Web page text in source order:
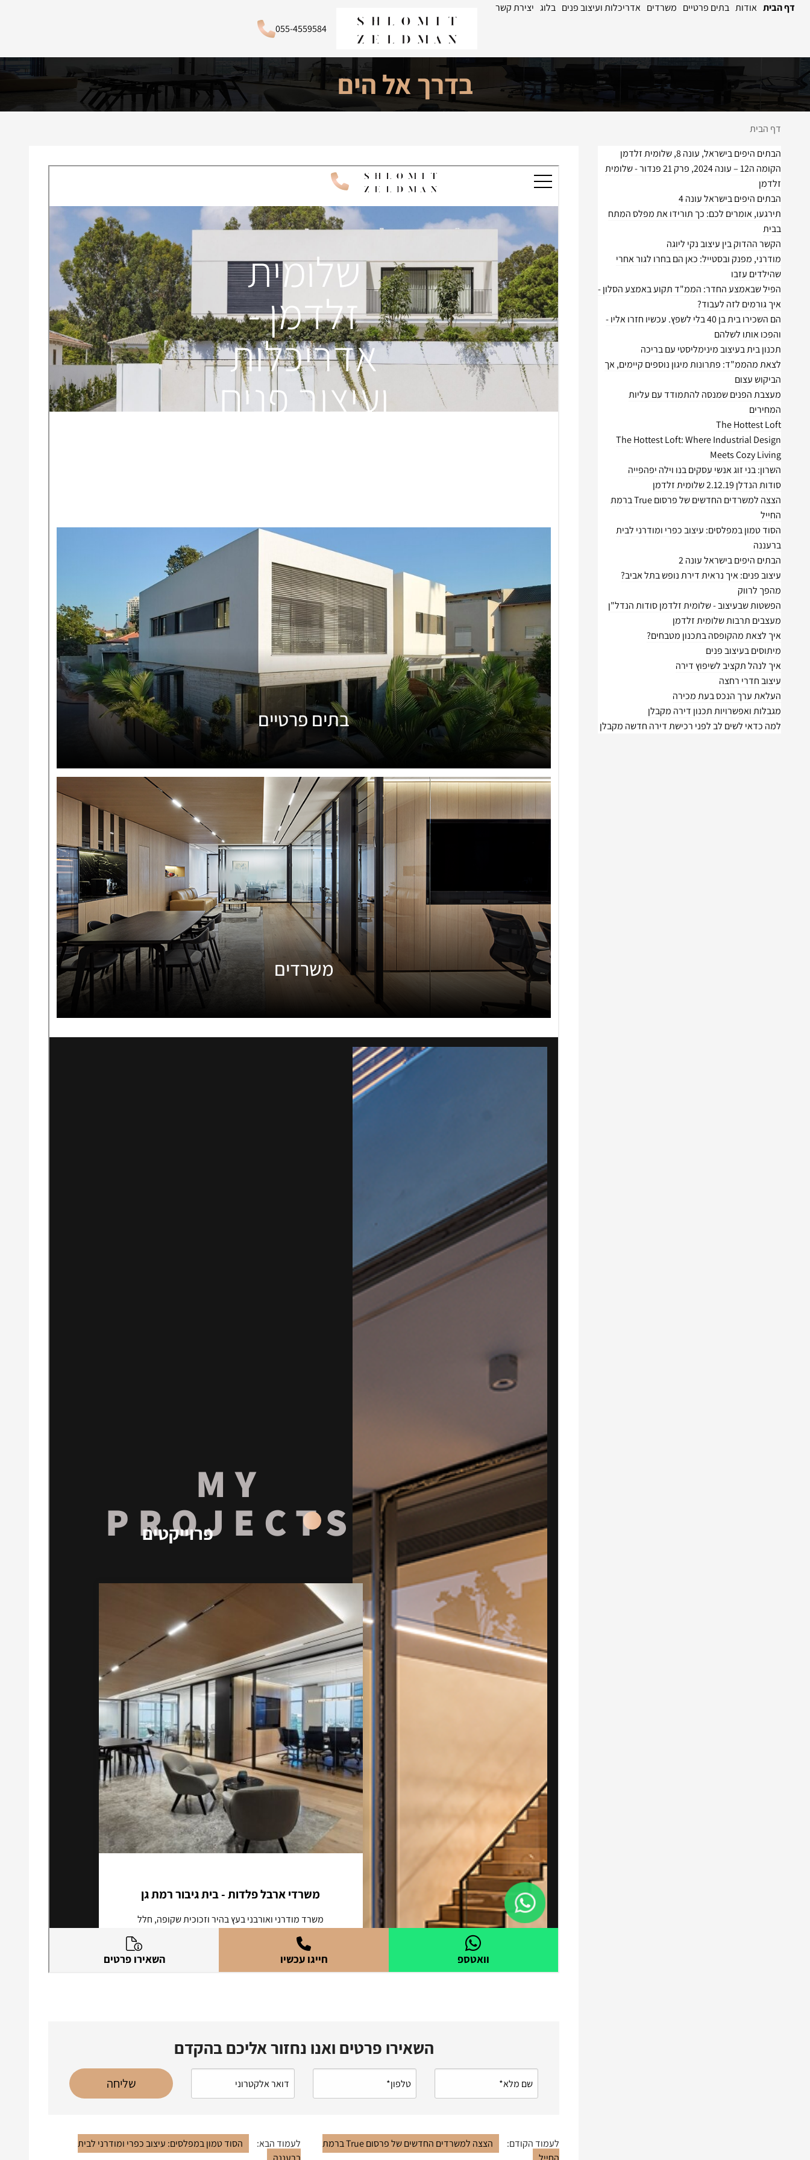
דף הבית אודות בתים פרטיים משרדים אדריכלות ועיצוב פנים בלוג יצירת קשר
055-4559584
בדרך אל הים
דף הבית
הבתים היפים בישראל, עונה 8, שלומית זלדמן
הקומה ה12 – עונה 2024, פרק 21 פנדור - שלומית
זלדמן
הבתים היפים בישראל עונה 4
תירגעו, אומרים לכם: כך תורידו את מפלס המתח
בבית
הקשר ההדוק בין עיצוב נקי ליוגה
מודרני, מפנק ובסטייל: כאן הם בחרו לגור אחרי
שהילדים עזבו
הפיל שבאמצע החדר: הממ"ד תקוע באמצע הסלון -
איך גורמים לזה לעבוד?
הם השכירו בית בן 40 בלי לשפץ. עכשיו חזרו אליו -
והפכו אותו לשלהם
תכנון בית בעיצוב מינימליסטי עם בריכה
לצאת מהממ"ד: פתרונות מיגון נוספים קיימים, אך
הביקוש עצום
מעצבת הפנים שמנסה להתמודד עם עליות
המחירים
The Hottest Loft
The Hottest Loft: Where Industrial Design
Meets Cozy Living
השרון: בני זוג אנשי עסקים בנו וילה יפהפייה
סודות הנדלן 2.12.19 שלומית זלדמן
הצצה למשרדים החדשים של פרסום True ברמת
החייל
הסוד טמון במפלסים: עיצוב כפרי ומודרני לבית
ברעננה
הבתים היפים בישראל עונה 2
עיצוב פנים: איך נראית דירת נופש בתל אביב?
מהפך לרווק
הפשטות שבעיצוב - שלומית זלדמן סודות הנדל"ן
מעצבים תרבות שלומית זלדמן
איך לצאת מהקופסה בתכנון מטבחים?
מיתוסים בעיצוב פנים
איך לנהל תקציב לשיפוץ דירה
עיצוב חדרי רחצה
העלאת ערך הנכס בעת מכירה
מגבלות ואפשרויות תכנון דירה מקבלן
למה כדאי לשים לב לפני רכישת דירה חדשה מקבלן
השאירו פרטים ואנו נחזור אליכם בהקדם
לעמוד הקודם:
הצצה למשרדים החדשים של פרסום True ברמת
לעמוד הבא:
הסוד טמון במפלסים: עיצוב כפרי ומודרני לבית